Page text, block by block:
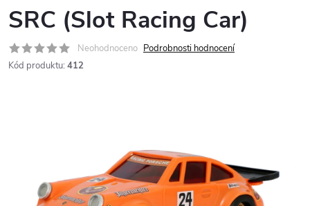
SRC (Slot Racing Car)
Neohodnoceno Podrobnosti hodnocení
Kód produktu: 412